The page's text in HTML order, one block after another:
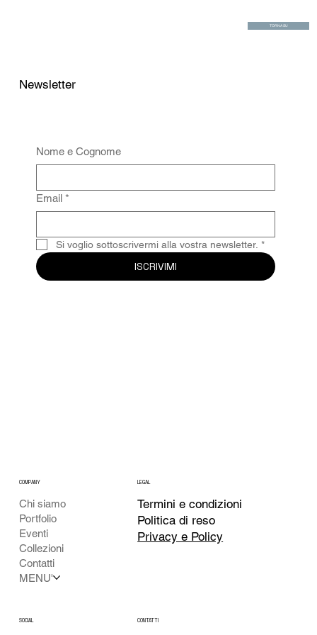
TORNA SU
Newsletter
Nome e Cognome
Email *
Si voglio sottoscrivermi alla vostra newsletter. *
ISCRIVIMI
COMPANY
Chi siamo
Portfolio
Eventi
Collezioni
Contatti
MENU'
LEGAL
Termini e condizioni
Politica di reso
Privacy e Policy
SOCIAL CONTATTI